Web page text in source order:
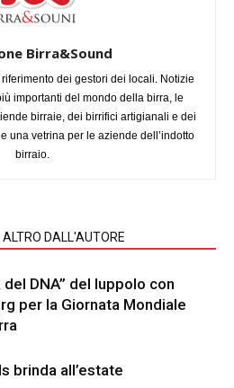
Birra&Sound
dei gestori dei locali. Notizie
importanti del mondo della birra, le
birraie, dei birrifici artigianali e dei
una vetrina per le aziende dell’indotto
birraio.
ALTRO DALL'AUTORE
del DNA” del luppolo con
per la Giornata Mondiale
brinda all’estate